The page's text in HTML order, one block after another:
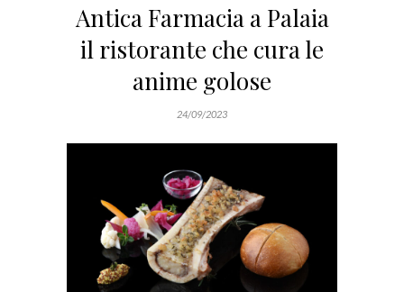
Antica Farmacia a Palaia
il ristorante che cura le
anime golose
24/09/2023